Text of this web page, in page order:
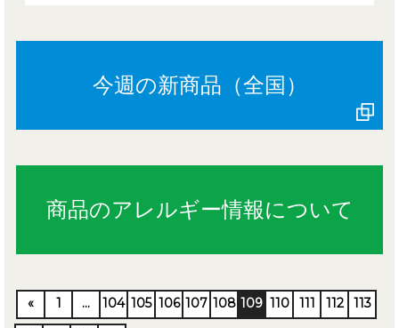
今週の新商品（全国）
商品のアレルギー情報について
« 1 … 104 105 106 107 108 109 110 111 112 113